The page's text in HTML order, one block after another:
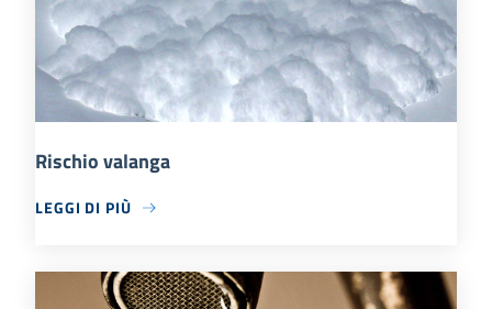
Rischio valanga
LEGGI DI PIÙ